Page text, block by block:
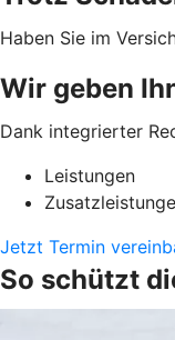
Haben Sie im
Wir geben
Dank integrierter
Leistungen
Jetzt Termin
So schützt